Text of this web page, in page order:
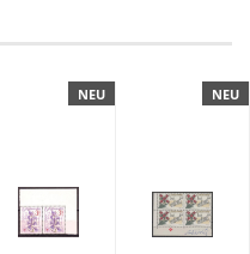
NEU NEU